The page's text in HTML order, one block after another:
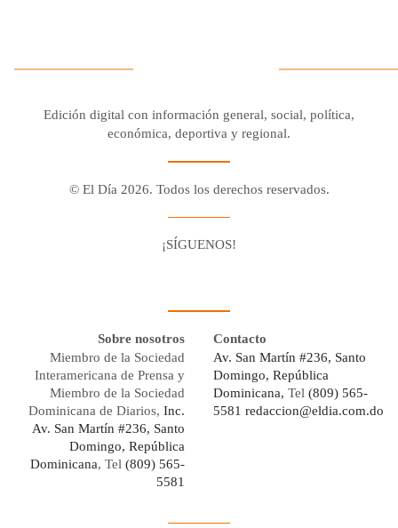
Edición digital con información general, social, política,
económica, deportiva y regional.
© El Día 2026. Todos los derechos reservados.
¡SÍGUENOS!
Sobre nosotros
Miembro de la Sociedad
Interamericana de Prensa y
Miembro de la Sociedad
Dominicana de Diarios, Inc.
Av. San Martín #236, Santo
Domingo, República
Dominicana, Tel (809) 565-
5581
Contacto
Av. San Martín #236, Santo
Domingo, República
Dominicana, Tel (809) 565-
5581 redaccion@eldia.com.do